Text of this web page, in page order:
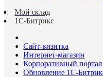
Мой склад
1С-Битрикс
Сайт-визитка
Интернет-магазин
Корпоративный портал
Обновление 1С-